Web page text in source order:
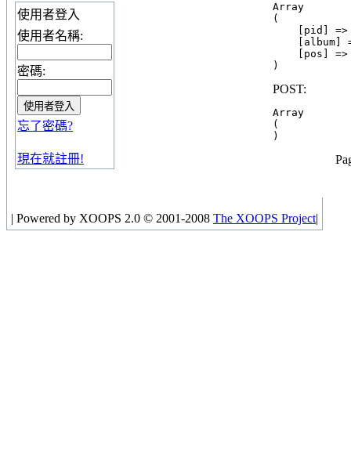
使用者登入
使用者名稱:
密碼:
忘了密碼?
現在就註冊!
Array
(
[pid] =>
[album]
[pos] =>
POST:
Array
(
| Powered by XOOPS 2.0 © 2001-2008 The XOOPS Project|